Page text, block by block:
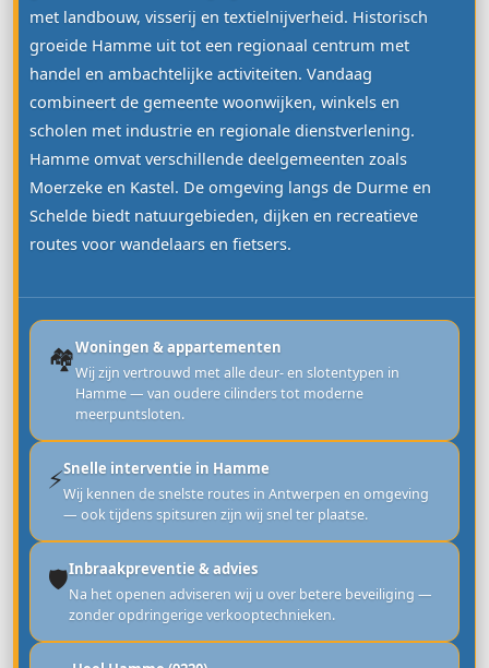
met landbouw, visserij en textielnijverheid. Historisch
groeide Hamme uit tot een regionaal centrum met
handel en ambachtelijke activiteiten. Vandaag
combineert de gemeente woonwijken, winkels en
scholen met industrie en regionale dienstverlening.
Hamme omvat verschillende deelgemeenten zoals
Moerzeke en Kastel. De omgeving langs de Durme en
Schelde biedt natuurgebieden, dijken en recreatieve
routes voor wandelaars en fietsers.
🏘️Woningen & appartementen
Wij zijn vertrouwd met alle deur- en slotentypen in
Hamme — van oudere cilinders tot moderne
meerpuntsloten.
⚡Snelle interventie in Hamme
Wij kennen de snelste routes in Antwerpen en omgeving
— ook tijdens spitsuren zijn wij snel ter plaatse.
🛡️Inbraakpreventie & advies
Na het openen adviseren wij u over betere beveiliging —
zonder opdringerige verkooptechnieken.